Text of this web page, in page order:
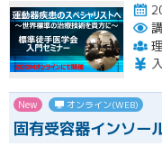
New オンライン(WEB)
固有受容器インソー